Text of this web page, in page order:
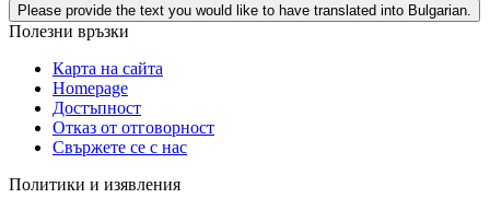
Please provide the text you would like to have translated into Bulgarian.
Полезни връзки
Карта на сайта
Homepage
Достъпност
Отказ от отговорност
Свържете се с нас
Политики и изявления